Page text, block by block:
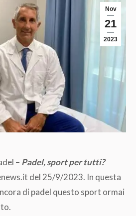
Nov
21
2023
– Padel, sport per tutti?
del 25/9/2023. In questa
di padel questo sport ormai